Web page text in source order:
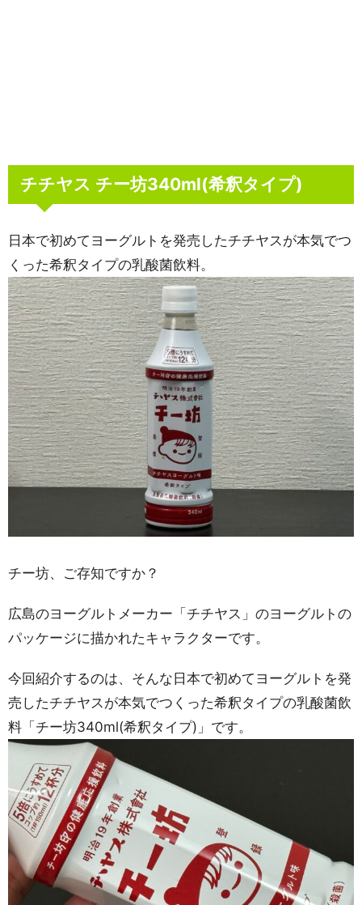
チチヤス チー坊340ml(希釈タイプ)
日本で初めてヨーグルトを発売したチチヤスが本気でつ
くった希釈タイプの乳酸菌飲料。
チー坊、ご存知ですか？
広島のヨーグルトメーカー「チチヤス」のヨーグルトの
パッケージに描かれたキャラクターです。
今回紹介するのは、そんな日本で初めてヨーグルトを発
売したチチヤスが本気でつくった希釈タイプの乳酸菌飲
料「チー坊340ml(希釈タイプ)」です。